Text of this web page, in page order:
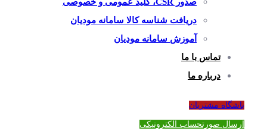
دریافت شناسه کالا سامانه مودیان
آموزش سامانه مودیان
تماس با ما
درباره ما
باشگاه مشتریان
ارسال صورتحساب الکترونیکی